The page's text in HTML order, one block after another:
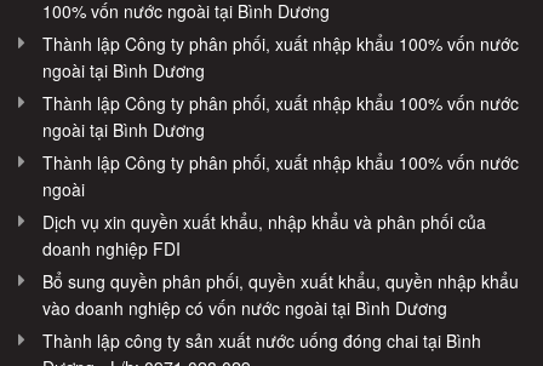
100% vốn nước ngoài tại Bình Dương
Thành lập Công ty phân phối, xuất nhập khẩu 100% vốn nước
ngoài tại Bình Dương
Thành lập Công ty phân phối, xuất nhập khẩu 100% vốn nước
ngoài tại Bình Dương
Thành lập Công ty phân phối, xuất nhập khẩu 100% vốn nước
ngoài
Dịch vụ xin quyền xuất khẩu, nhập khẩu và phân phối của
doanh nghiệp FDI
Bổ sung quyền phân phối, quyền xuất khẩu, quyền nhập khẩu
vào doanh nghiệp có vốn nước ngoài tại Bình Dương
Thành lập công ty sản xuất nước uống đóng chai tại Bình